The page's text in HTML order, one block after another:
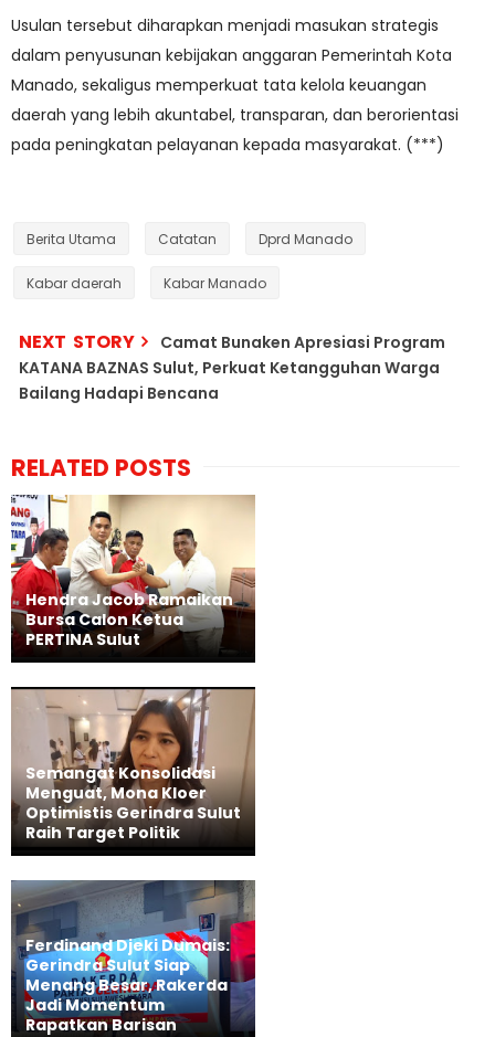
Usulan tersebut diharapkan menjadi masukan strategis
dalam penyusunan kebijakan anggaran Pemerintah Kota
Manado, sekaligus memperkuat tata kelola keuangan
daerah yang lebih akuntabel, transparan, dan berorientasi
pada peningkatan pelayanan kepada masyarakat. (***)
Berita Utama Catatan Dprd Manado
Kabar daerah Kabar Manado
NEXT STORY
Camat Bunaken Apresiasi Program
KATANA BAZNAS Sulut, Perkuat Ketangguhan Warga
Bailang Hadapi Bencana
RELATED POSTS
Hendra Jacob Ramaikan
Bursa Calon Ketua
PERTINA Sulut
Semangat Konsolidasi
Menguat, Mona Kloer
Optimistis Gerindra Sulut
Raih Target Politik
Ferdinand Djeki Dumais:
Gerindra Sulut Siap
Menang Besar, Rakerda
Jadi Momentum
Rapatkan Barisan